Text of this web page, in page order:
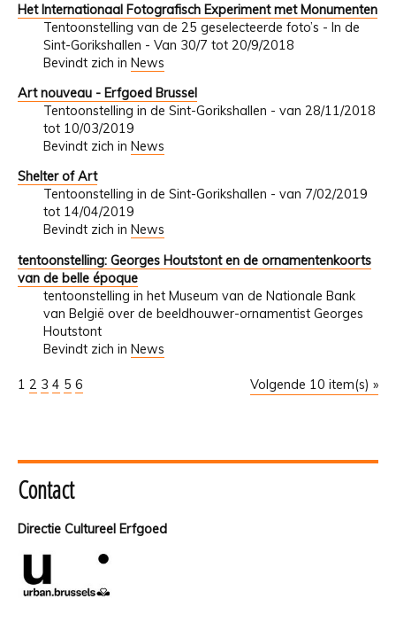
Het Internationaal Fotografisch Experiment met Monumenten
Tentoonstelling van de 25 geselecteerde foto’s - In de
Sint-Gorikshallen - Van 30/7 tot 20/9/2018
Bevindt zich in News
Art nouveau - Erfgoed Brussel
Tentoonstelling in de Sint-Gorikshallen - van 28/11/2018
tot 10/03/2019
Bevindt zich in News
Shelter of Art
Tentoonstelling in de Sint-Gorikshallen - van 7/02/2019
tot 14/04/2019
Bevindt zich in News
tentoonstelling: Georges Houtstont en de ornamentenkoorts
van de belle époque
tentoonstelling in het Museum van de Nationale Bank
van België over de beeldhouwer-ornamentist Georges
Houtstont
Bevindt zich in News
Volgende 10 item(s) »
1 2 3 4 5 6
Contact
Directie Cultureel Erfgoed